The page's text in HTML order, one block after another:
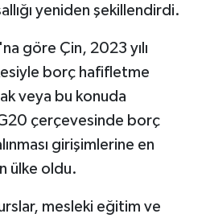
yeniden şekillendirdi.
göre Çin, 2023 yılı
borç hafifletme
veya bu konuda
çerçevesinde borç
girişimlerine en
ülke oldu.
mesleki eğitim ve